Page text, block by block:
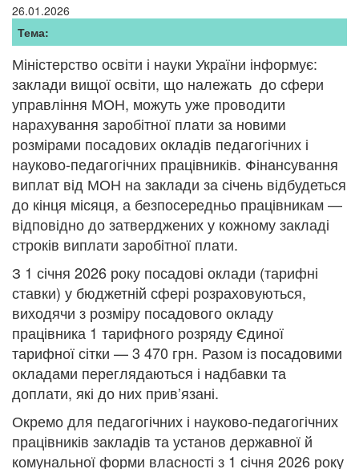
26.01.2026
Тема:
Міністерство освіти і науки України інформує:
заклади вищої освіти, що належать до сфери
управління МОН, можуть уже проводити
нарахування заробітної плати за новими
розмірами посадових окладів педагогічних і
науково-педагогічних працівників. Фінансування
виплат від МОН на заклади за січень відбудеться
до кінця місяця, а безпосередньо працівникам —
відповідно до затверджених у кожному закладі
строків виплати заробітної плати.
З 1 січня 2026 року посадові оклади (тарифні
ставки) у бюджетній сфері розраховуються,
виходячи з розміру посадового окладу
працівника 1 тарифного розряду Єдиної
тарифної сітки — 3 470 грн. Разом із посадовими
окладами переглядаються і надбавки та
доплати, які до них прив’язані.
Окремо для педагогічних і науково-педагогічних
працівників закладів та установ державної й
комунальної форми власності з 1 січня 2026 року